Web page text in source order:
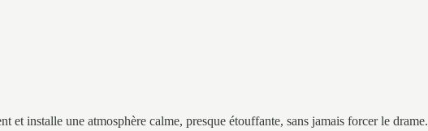
installe une atmosphère calme, presque étouffante, sans jamais forcer le drame.